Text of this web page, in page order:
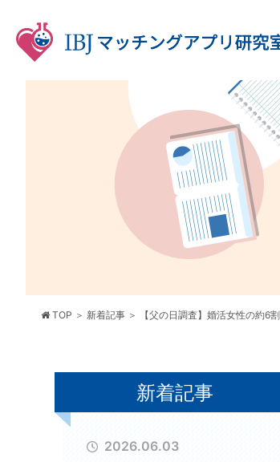
TOP 新着記事 【父の日調査】婚活女性の約6
新着記事
2026.06.03